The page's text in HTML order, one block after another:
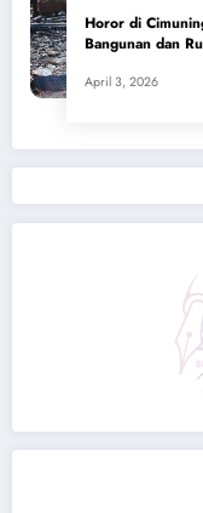
Horor di
Bangunan dan
April 3, 2026